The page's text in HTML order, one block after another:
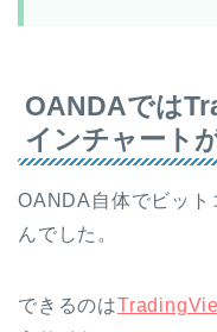
OANDAでは
インチャート
OANDA自体でビット
んでした。
できるのは